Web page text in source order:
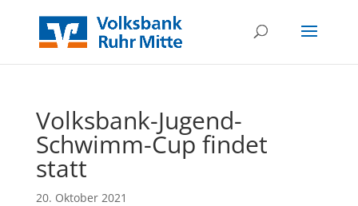
Volksbank-Jugend-
Schwimm-Cup findet
statt
20. Oktober 2021